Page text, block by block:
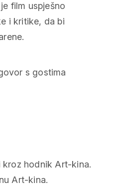
film uspješno
i kritike, da bi
s gostima
kroz hodnik Art-kina.
Art-kina.